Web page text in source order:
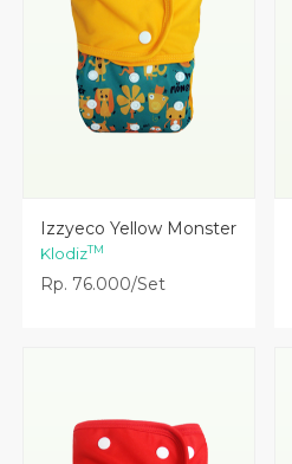
Lihat Detail
Izzyeco Yellow Monster
KlodizTM
Rp. 76.000/Set